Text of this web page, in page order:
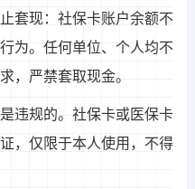
套现：社保卡账户余额不
为。任何单位、个人均不
，严禁套取现金。
违规的。社保卡或医保卡
，仅限于本人使用，不得